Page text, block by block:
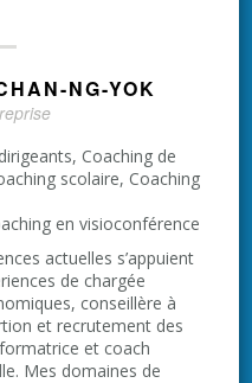
NG-YOK
Coaching de
scolaire, Coaching
en visioconférence
actuelles s’appuient
de chargée
conseillère à
et recrutement des
et coach
Mes domaines de